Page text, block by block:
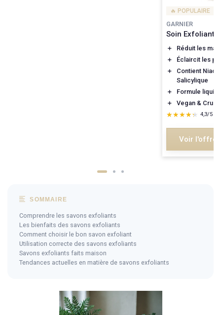
🔥 POPULAIRE
GARNIER
Soin Exfoliant
＋
Réduit les
＋
Éclaircit les
＋
Contient
Salicylique
＋
Formule
＋
Vegan &
★★★★★
★★★★★ 4,3/5
Voir l'offre
SOMMAIRE
Comprendre les savons exfoliants
Les bienfaits des savons exfoliants
Comment choisir le bon savon exfoliant
Utilisation correcte des savons exfoliants
Savons exfoliants faits maison
Tendances actuelles en matière de savons exfoliants